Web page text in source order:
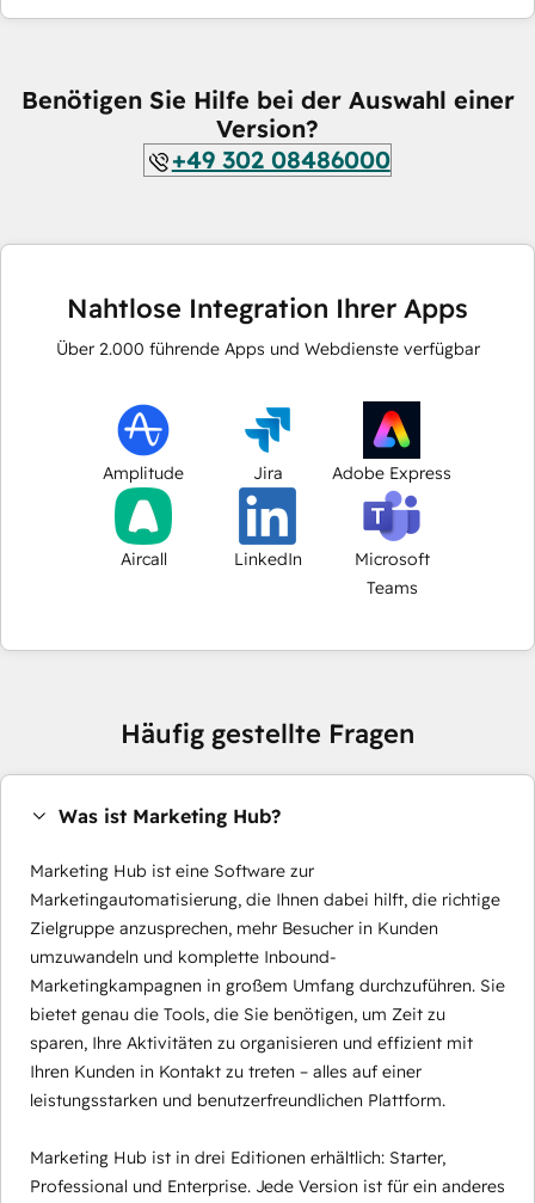
Benötigen Sie Hilfe bei der Auswahl einer
Version?
+49 302 08486000
Nahtlose Integration Ihrer Apps
Über 2.000 führende Apps und Webdienste verfügbar
Amplitude Jira Adobe Express
Aircall LinkedIn
Microsoft
Teams
Häufig gestellte Fragen
Was ist Marketing Hub?
Marketing Hub ist eine Software zur
Marketingautomatisierung, die Ihnen dabei hilft, die richtige
Zielgruppe anzusprechen, mehr Besucher in Kunden
umzuwandeln und komplette Inbound-
Marketingkampagnen in großem Umfang durchzuführen. Sie
bietet genau die Tools, die Sie benötigen, um Zeit zu
sparen, Ihre Aktivitäten zu organisieren und effizient mit
Ihren Kunden in Kontakt zu treten – alles auf einer
leistungsstarken und benutzerfreundlichen Plattform.
Marketing Hub ist in drei Editionen erhältlich: Starter,
Professional und Enterprise. Jede Version ist für ein anderes